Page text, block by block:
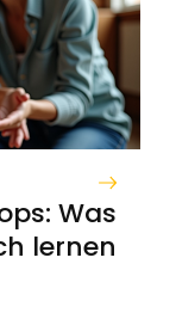
Was
lernen